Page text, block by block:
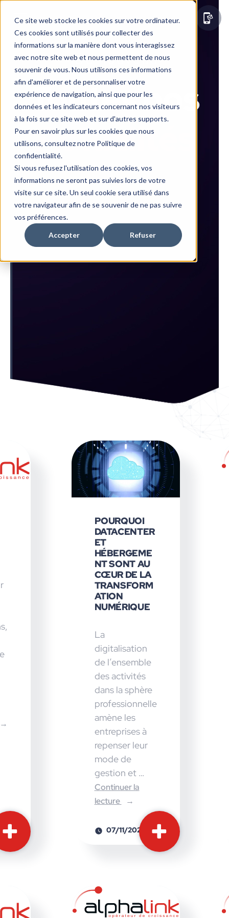
Ce site web stocke les cookies sur votre ordinateur.
Ces cookies sont utilisés pour collecter des
informations sur la manière dont vous interagissez
avec notre site web et nous permettent de nous
souvenir de vous. Nous utilisons ces informations
afin d'améliorer et de personnaliser votre
expérience de navigation, ainsi que pour les
données et les indicateurs concernant nos visiteurs
à la fois sur ce site web et sur d'autres supports.
Pour en savoir plus sur les cookies que nous
utilisons, consultez notre Politique de
confidentialité.
Si vous refusez l'utilisation des cookies, vos
informations ne seront pas suivies lors de votre
visite sur ce site. Un seul cookie sera utilisé dans
votre navigateur afin de se souvenir de ne pas suivre
vos préférences.
Accepter Refuser
Du nouveau
Toutes nos
Actualités
POURQUOI
DATACENTER
ET
HÉBERGEME
NT SONT AU
CŒUR DE LA
TRANSFORM
ATION
NUMÉRIQUE
La
digitalisation
de l’ensemble
des activités
dans la sphère
professionnelle
amène les
entreprises à
repenser leur
mode de
gestion et …
Continuer la
lecture
07/11/2025